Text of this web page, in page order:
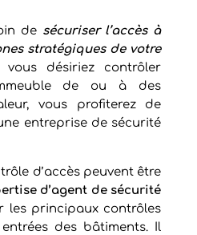
de sécuriser l’accès à
stratégiques de votre
désiriez contrôler
de ou à des
vous profiterez de
entreprise de sécurité
d’accès peuvent être
d’agent de sécurité
les principaux contrôles
entrées des bâtiments. Il